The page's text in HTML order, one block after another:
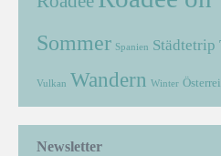
Sommer Spanien Städtetrip
Vulkan Wandern Winter
Newsletter